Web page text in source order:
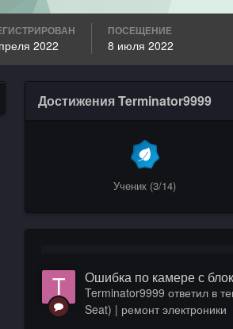
2022
ПОСЕЩЕНИЕ
8 июля 2022
Достижения Terminator9999
Ученик (3/14)
Ошибка по камере с
Terminator9999 ответил в
Seat) | ремонт электроники